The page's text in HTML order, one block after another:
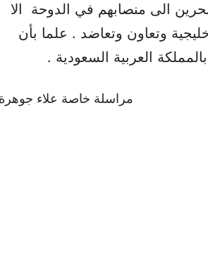
الى منصابهم في الدوحة الا
وتعاون وتعاضد . علما بأن
العربية السعودية .